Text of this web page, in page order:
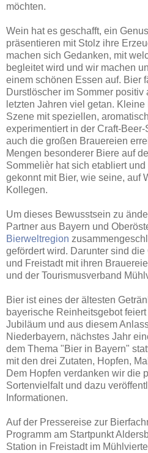
möchten.
Wein hat es geschafft, ein
präsentieren mit Stolz ihre
machen sich Gedanken, mit
begleitet wird und wir machen
einem schönen Essen auf. Bier
Durstlöscher im Sommer
letzten Jahren viel getan.
Szene mit speziellen,
experimentiert in der Craft-
auch die großen Brauereien
Mengen besonderer Biere auf
Sommelièr hat sich etabliert
gekonnt mit Bier, wie seine, auf
Kollegen.
Um dieses Bewusstsein zu
Partner aus Bayern und
Bierweltregion
gefördert wird. Darunter sind
und Freistadt mit ihren
und der Tourismusverband
Bier ist eines der ältesten
bayerische Reinheitsgebot
Jubiläum und aus diesem
Niederbayern, nächstes Jahr
dem Thema "Bier in Bayern"
mit den drei Zutaten, Hopfen,
Dem Hopfen verdanken wir die
Sortenvielfalt und dazu
Informationen.
Auf der Pressereise zur
Programm am Startpunkt
Station in Freistadt im